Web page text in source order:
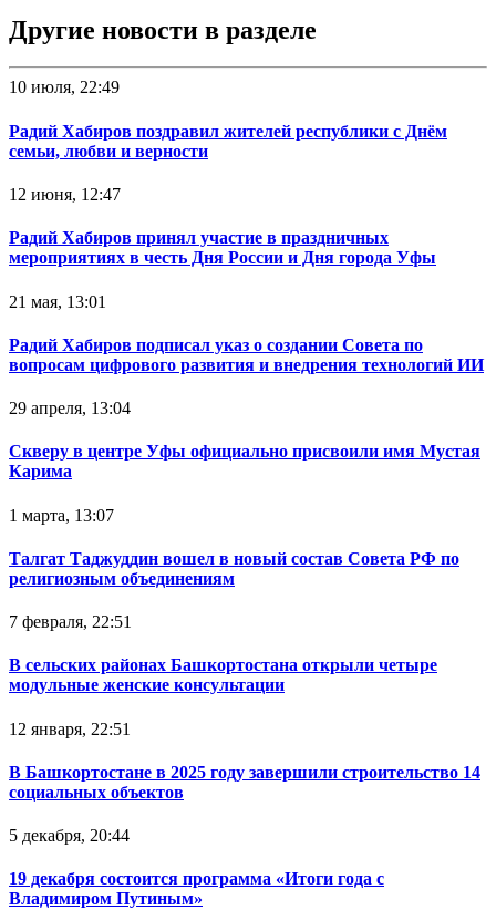
Другие новости в разделе
10 июля, 22:49
Радий Хабиров поздравил жителей республики с Днём
семьи, любви и верности
12 июня, 12:47
Радий Хабиров принял участие в праздничных
мероприятиях в честь Дня России и Дня города Уфы
21 мая, 13:01
Радий Хабиров подписал указ о создании Совета по
вопросам цифрового развития и внедрения технологий ИИ
29 апреля, 13:04
Скверу в центре Уфы официально присвоили имя Мустая
Карима
1 марта, 13:07
Талгат Таджуддин вошел в новый состав Совета РФ по
религиозным объединениям
7 февраля, 22:51
В сельских районах Башкортостана открыли четыре
модульные женские консультации
12 января, 22:51
В Башкортостане в 2025 году завершили строительство 14
социальных объектов
5 декабря, 20:44
19 декабря состоится программа «Итоги года с
Владимиром Путиным»